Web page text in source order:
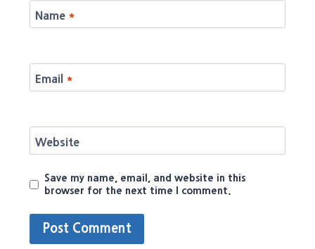
Name *
Email *
Website
Save my name, email, and website in this
browser for the next time I comment.